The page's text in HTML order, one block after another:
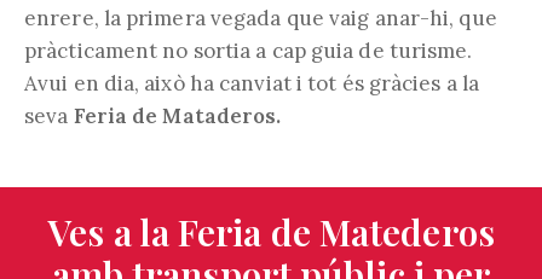
enrere, la primera vegada que vaig anar-hi, que
pràcticament no sortia a cap guia de turisme.
Avui en dia, això ha canviat i tot és gràcies a la
seva Feria de Mataderos.
Ves a la Feria de Matederos